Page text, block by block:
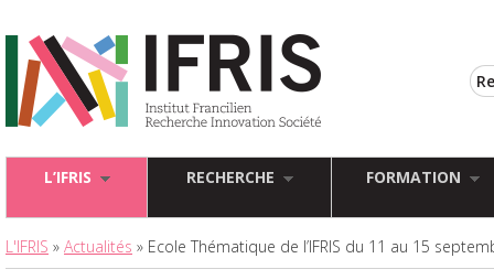
L’IFRIS RECHERCHE FORMATION
L'IFRIS » Actualités » Ecole Thématique de l’IFRIS du 11 au 15